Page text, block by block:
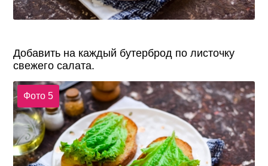
Добавить на каждый бутерброд по листочку
свежего салата.
Фото 5